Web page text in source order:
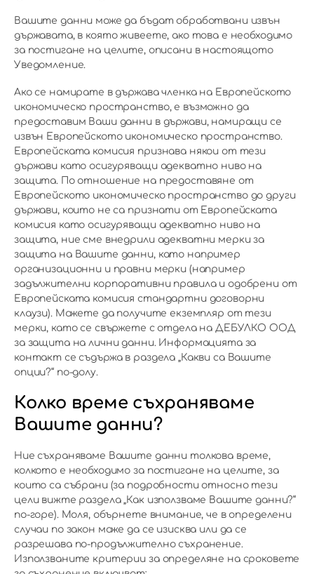
Вашите данни може да бъдат обработвани извън
държавата, в която живеете, ако това е необходимо
за постигане на целите, описани в настоящото
Уведомление.
Ако се намирате в държава членка на Европейското
икономическо пространство, е възможно да
предоставим Ваши данни в държави, намиращи се
извън Европейското икономическо пространство.
Европейската комисия признава някои от тези
държави като осигуряващи адекватно ниво на
защита. По отношение на предоставяне от
Европейското икономическо пространство до други
държави, които не са признати от Европейската
комисия като осигуряващи адекватно ниво на
защита, ние сме внедрили адекватни мерки за
защита на Вашите данни, като например
организационни и правни мерки (например
задължителни корпоративни правила и одобрени от
Европейската комисия стандартни договорни
клаузи). Можете да получите екземпляр от тези
мерки, като се свържете с отдела на ДЕБУЛКО ООД
за защита на лични данни. Информацията за
контакт се съдържа в раздела „Какви са Вашите
опции?“ по-долу.
Колко време съхраняваме
Вашите данни?
Ние съхраняваме Вашите данни толкова време,
колкото е необходимо за постигане на целите, за
които са събрани (за подробности относно тези
цели вижте раздела „Как използваме Вашите данни?“
по-горе). Моля, обърнете внимание, че в определени
случаи по закон може да се изисква или да се
разрешава по-продължително съхранение.
Използваните критерии за определяне на сроковете